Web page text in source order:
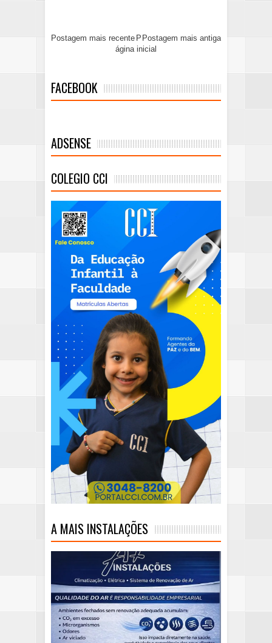
Postagem mais recente Postagem mais antiga
P
ágina inicial
FACEBOOK
ADSENSE
COLEGIO CCI
A MAIS INSTALAÇÕES